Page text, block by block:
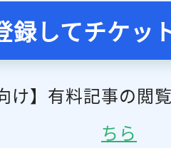
録してチケッ
け】有料記事の閲
ちら